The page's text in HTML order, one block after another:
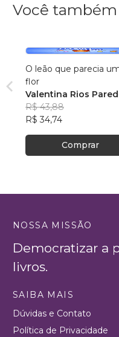
Você
O leão que parecia
flor
Valentina Rios
R$ 43,88
R$ 34,74
Comprar
NOSSA MISSÃO
Democratizar a
livros.
SAIBA MAIS
Dúvidas e Contato
Política de Privacidade